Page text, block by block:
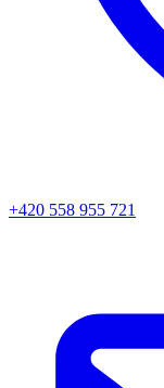
+420 558 955 721